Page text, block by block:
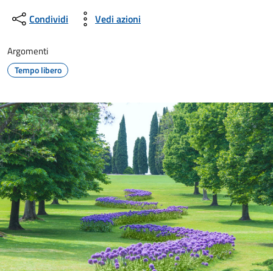
Condividi
Vedi azioni
Argomenti
Tempo libero